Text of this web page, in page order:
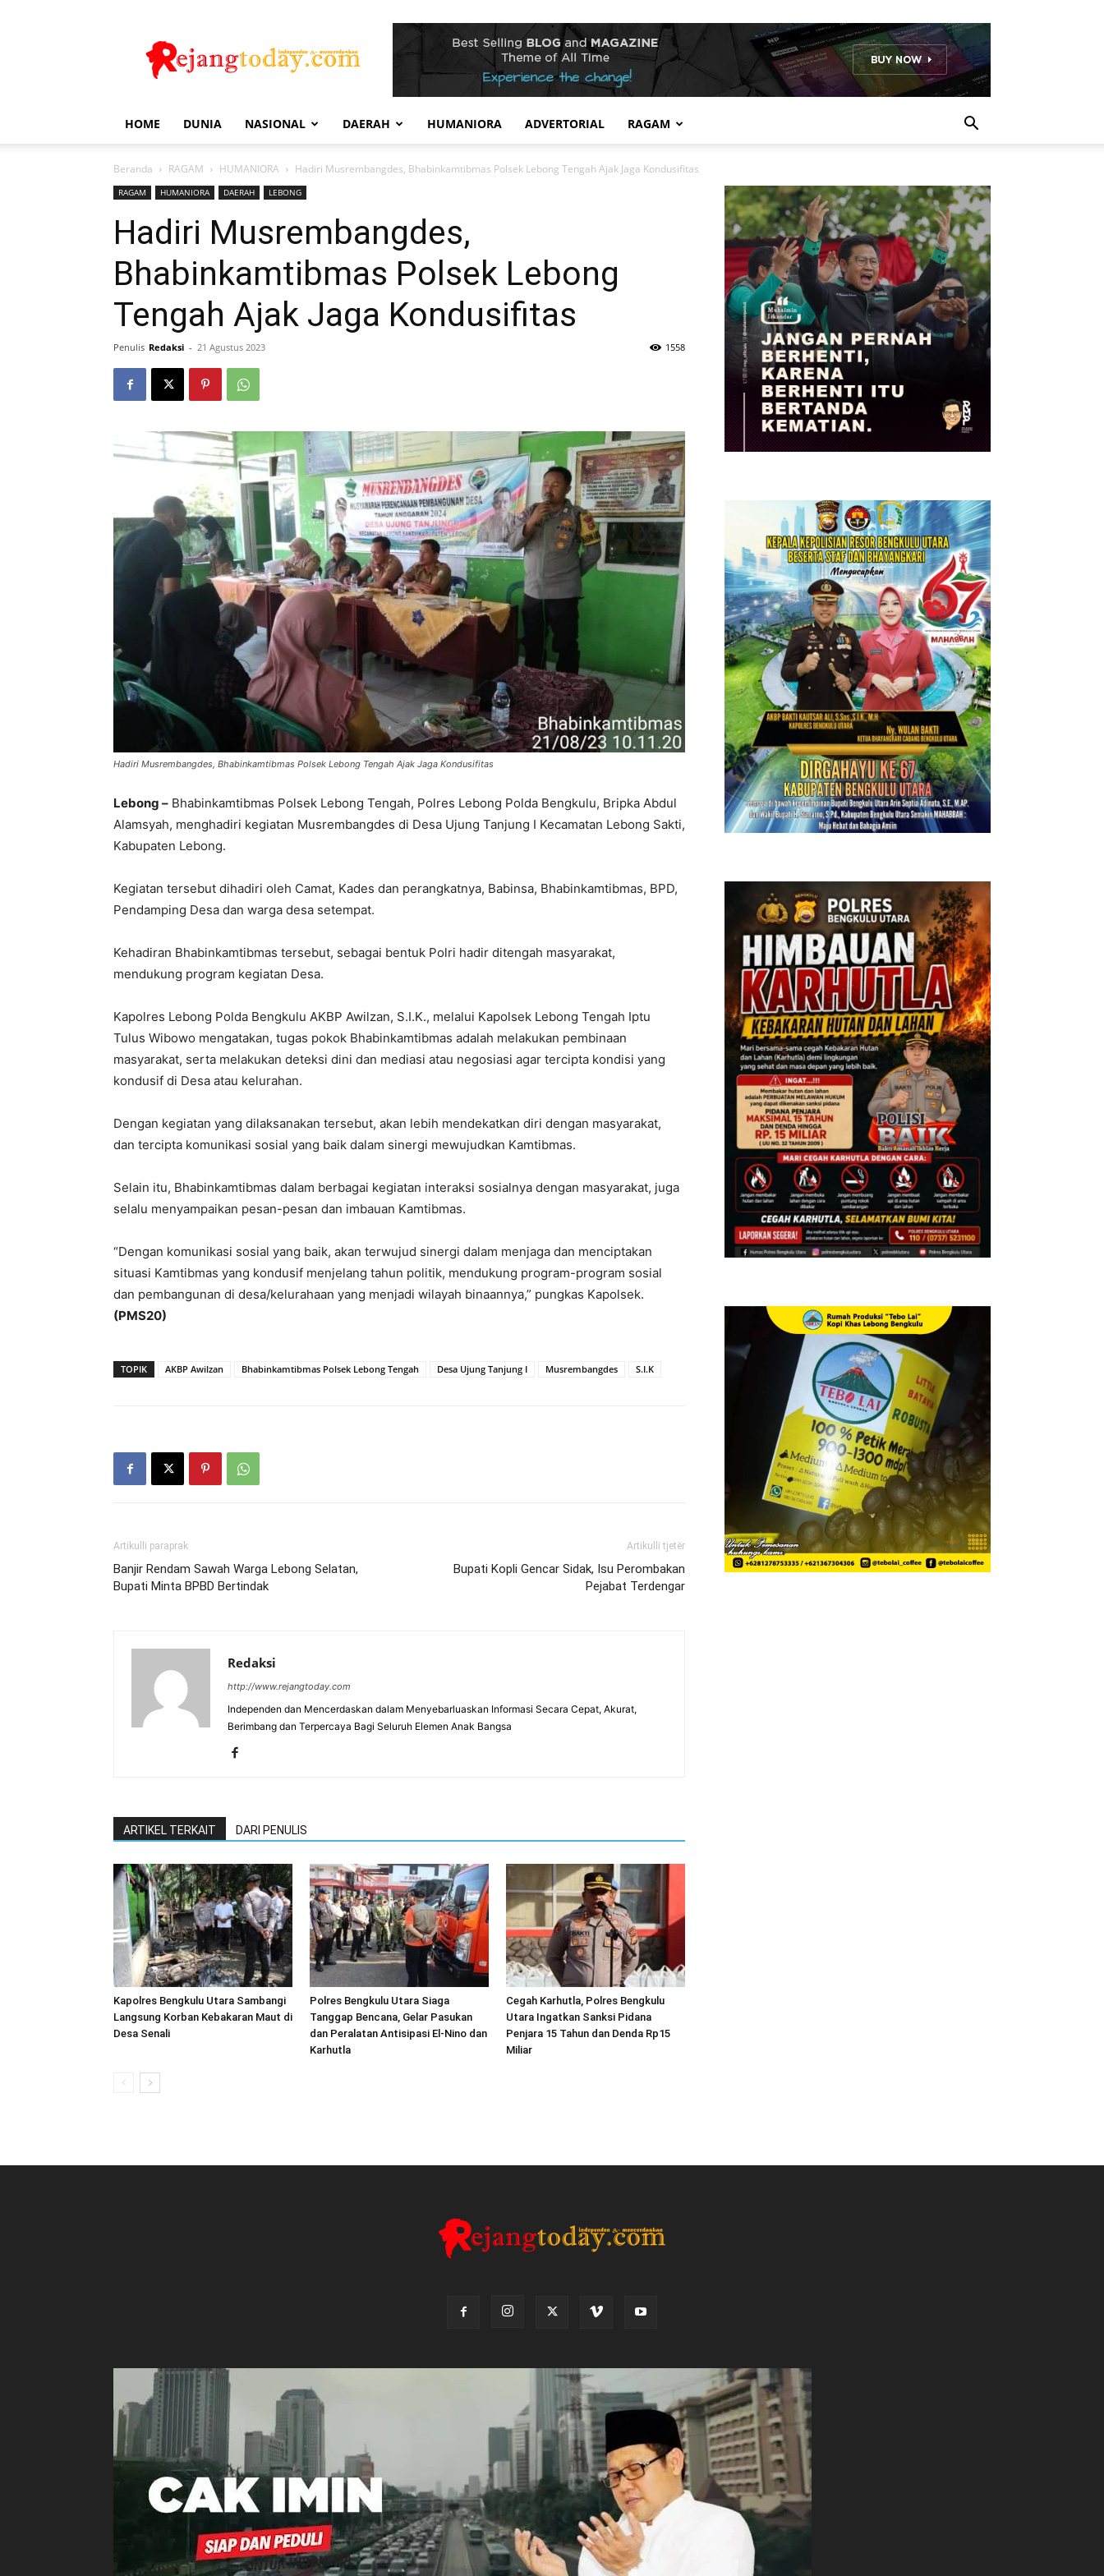
Today
HOME DUNIA NASIONAL DAERAH HUMANIORA ADVERTORIAL RAGAM
Beranda RAGAM HUMANIORA Hadiri Musrembangdes, Bhabinkamtibmas Polsek Lebong Tengah Ajak Jaga Kondusifitas
RAGAM HUMANIORA DAERAH LEBONG
Hadiri Musrembangdes,
Bhabinkamtibmas Polsek Lebong
Tengah Ajak Jaga Kondusifitas
Penulis Redaksi - 21 Agustus 2023 1558
Hadiri Musrembangdes, Bhabinkamtibmas Polsek Lebong Tengah Ajak Jaga Kondusifitas
Lebong – Bhabinkamtibmas Polsek Lebong Tengah, Polres Lebong Polda Bengkulu, Bripka Abdul
Alamsyah, menghadiri kegiatan Musrembangdes di Desa Ujung Tanjung I Kecamatan Lebong Sakti,
Kabupaten Lebong.
Kegiatan tersebut dihadiri oleh Camat, Kades dan perangkatnya, Babinsa, Bhabinkamtibmas, BPD,
Pendamping Desa dan warga desa setempat.
Kehadiran Bhabinkamtibmas tersebut, sebagai bentuk Polri hadir ditengah masyarakat,
mendukung program kegiatan Desa.
Kapolres Lebong Polda Bengkulu AKBP Awilzan, S.I.K., melalui Kapolsek Lebong Tengah Iptu
Tulus Wibowo mengatakan, tugas pokok Bhabinkamtibmas adalah melakukan pembinaan
masyarakat, serta melakukan deteksi dini dan mediasi atau negosiasi agar tercipta kondisi yang
kondusif di Desa atau kelurahan.
Dengan kegiatan yang dilaksanakan tersebut, akan lebih mendekatkan diri dengan masyarakat,
dan tercipta komunikasi sosial yang baik dalam sinergi mewujudkan Kamtibmas.
Selain itu, Bhabinkamtibmas dalam berbagai kegiatan interaksi sosialnya dengan masyarakat, juga
selalu menyampaikan pesan-pesan dan imbauan Kamtibmas.
“Dengan komunikasi sosial yang baik, akan terwujud sinergi dalam menjaga dan menciptakan
situasi Kamtibmas yang kondusif menjelang tahun politik, mendukung program-program sosial
dan pembangunan di desa/kelurahaan yang menjadi wilayah binaannya,” pungkas Kapolsek.
(PMS20)
TOPIK AKBP Awilzan Bhabinkamtibmas Polsek Lebong Tengah Desa Ujung Tanjung I Musrembangdes S.I.K
Artikulli paraprak
Banjir Rendam Sawah Warga Lebong Selatan,
Bupati Minta BPBD Bertindak
Artikulli tjetër
Bupati Kopli Gencar Sidak, Isu Perombakan
Pejabat Terdengar
Redaksi
http://www.rejangtoday.com
Independen dan Mencerdaskan dalam Menyebarluaskan Informasi Secara Cepat, Akurat,
Berimbang dan Terpercaya Bagi Seluruh Elemen Anak Bangsa
ARTIKEL TERKAIT DARI PENULIS
Kapolres Bengkulu Utara Sambangi
Langsung Korban Kebakaran Maut di
Desa Senali
Polres Bengkulu Utara Siaga
Tanggap Bencana, Gelar Pasukan
dan Peralatan Antisipasi El-Nino dan
Karhutla
Cegah Karhutla, Polres Bengkulu
Utara Ingatkan Sanksi Pidana
Penjara 15 Tahun dan Denda Rp15
Miliar